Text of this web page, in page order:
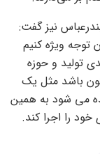
نیز گفت:
توجه ویژه کنیم
تولید و حوزه
باشد مثل یک
می شود به همین
را اجرا کند.